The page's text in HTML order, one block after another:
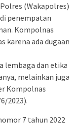
(Wakapolres)
penempatan
Kompolnas
karena ada dugaan
lembaga dan etika
melainkan juga
Kompolnas
2023).
7 tahun 2022